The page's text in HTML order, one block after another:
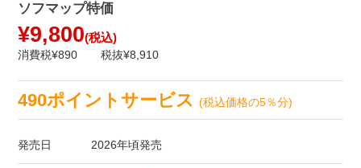
ソフマップ特価
¥9,800(税込)
消費税¥890 税抜¥8,910
490ポイントサービス(税込価格の5％分)
発売日 2026年頃発売